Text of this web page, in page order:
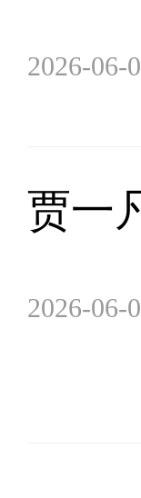
2026-06-
贾一
2026-06-